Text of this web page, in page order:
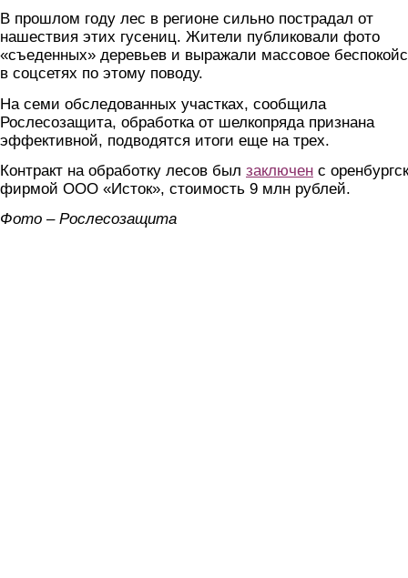
В прошлом году лес в регионе сильно пострадал от
нашествия этих гусениц. Жители публиковали фото
«съеденных» деревьев и выражали массовое
в соцсетях по этому поводу.
На семи обследованных участках, сообщила
Рослесозащита, обработка от шелкопряда признана
эффективной, подводятся итоги еще на трех.
Контракт на обработку лесов был заключен с
фирмой ООО «Исток», стоимость 9 млн рублей.
Фото – Рослесозащита